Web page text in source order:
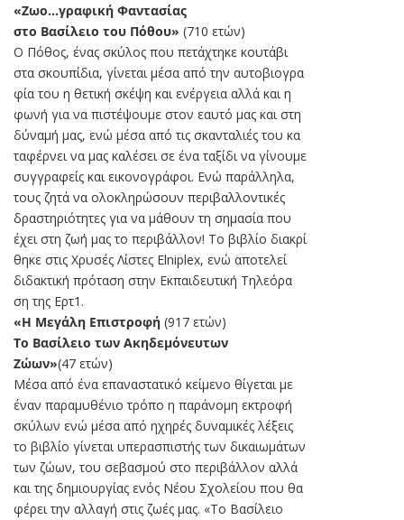
«Ζωο…γραφική Φαντασίας
στο Βασίλειο του Πόθου» (710 ετών)
Ο Πόθος, ένας σκύλος που πετάχτηκε κουτάβι
στα σκουπίδια, γίνεται μέσα από την αυτοβιογρα
φία του η θετική σκέψη και ενέργεια αλλά και η
φωνή για να πιστέψουμε στον εαυτό μας και στη
δύναμή μας, ενώ μέσα από τις σκανταλιές του κα
ταφέρνει να μας καλέσει σε ένα ταξίδι να γίνουμε
συγγραφείς και εικονογράφοι. Ενώ παράλληλα,
τους ζητά να ολοκληρώσουν περιβαλλοντικές
δραστηριότητες για να μάθουν τη σημασία που
έχει στη ζωή μας το περιβάλλον! Το βιβλίο διακρί
θηκε στις Χρυσές Λίστες Elniplex, ενώ αποτελεί
διδακτική πρόταση στην Εκπαιδευτική Τηλεόρα
ση της Ερτ1.
«Η Μεγάλη Επιστροφή (917 ετών)
Το Βασίλειο των Ακηδεμόνευτων
Ζώων»(47 ετών)
Μέσα από ένα επαναστατικό κείμενο θίγεται με
έναν παραμυθένιο τρόπο η παράνομη εκτροφή
σκύλων ενώ μέσα από ηχηρές δυναμικές λέξεις
το βιβλίο γίνεται υπερασπιστής των δικαιωμάτων
των ζώων, του σεβασμού στο περιβάλλον αλλά
και της δημιουργίας ενός Νέου Σχολείου που θα
φέρει την αλλαγή στις ζωές μας. «Το Βασίλειο